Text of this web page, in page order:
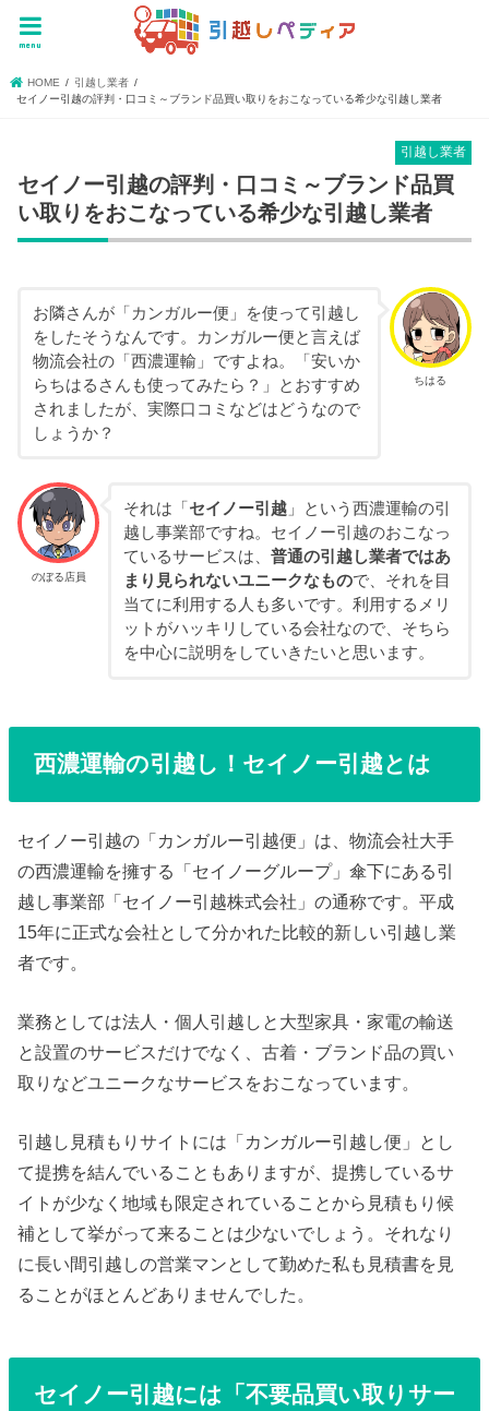
menu
HOME
引越し業者
セイノー引越の評判・口コミ～ブランド品買い取りをおこなっている希少な引越し業者
引越し業者
セイノー引越の評判・口コミ～ブランド品買
い取りをおこなっている希少な引越し業者
ちはる
お隣さんが「カンガルー便」を使って引越し
をしたそうなんです。カンガルー便と言えば
物流会社の「西濃運輸」ですよね。「安いか
らちはるさんも使ってみたら？」とおすすめ
されましたが、実際口コミなどはどうなので
しょうか？
のぼる店員
それは「 セイノー引越」という西濃運輸の引
越し事業部ですね。セイノー引越のおこなっ
ているサービスは、 普通の引越し業者ではあ
まり見られないユニークなもので、それを目
当てに利用する人も多いです。利用するメリ
ットがハッキリしている会社なので、そちら
を中心に説明をしていきたいと思います。
西濃運輸の引越し！セイノー引越とは
セイノー引越の「カンガルー引越便」は、物流会社大手
の西濃運輸を擁する「セイノーグループ」傘下にある引
越し事業部「セイノー引越株式会社」の通称です。平成
15年に正式な会社として分かれた比較的新しい引越し業
者です。
業務としては法人・個人引越しと大型家具・家電の輸送
と設置のサービスだけでなく、古着・ブランド品の買い
取りなどユニークなサービスをおこなっています。
引越し見積もりサイトには「カンガルー引越し便」とし
て提携を結んでいることもありますが、提携しているサ
イトが少なく地域も限定されていることから見積もり候
補として挙がって来ることは少ないでしょう。それなり
に長い間引越しの営業マンとして勤めた私も見積書を見
ることがほとんどありませんでした。
セイノー引越には「不要品買い取りサー